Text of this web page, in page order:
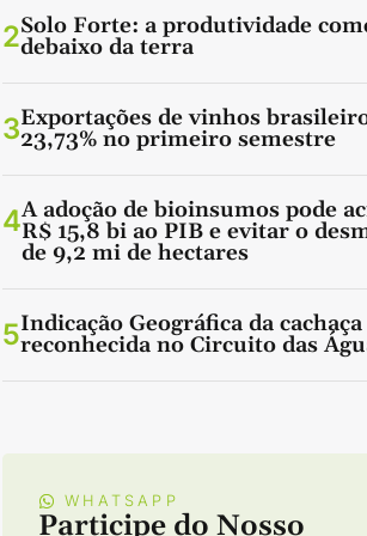
2Solo Forte: a produtividade
debaixo da terra
3Exportações de vinhos
23,73% no primeiro semestre
4A adoção de bioinsumos pode
R$ 15,8 bi ao PIB e evitar o
de 9,2 mi de hectares
5Indicação Geográfica da cachaça
reconhecida no Circuito das
WHATSAPP
Participe do Nosso